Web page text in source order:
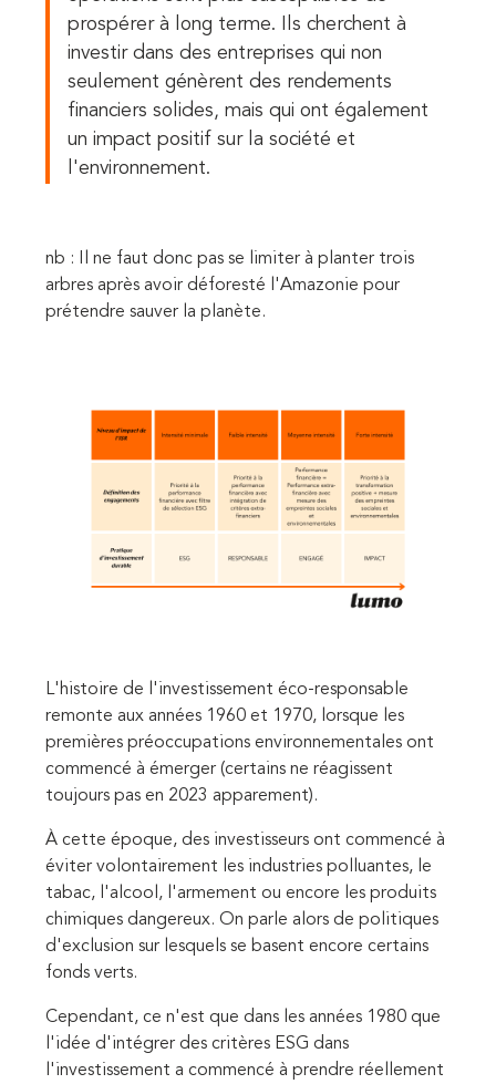
prospérer à long terme. Ils cherchent à
investir dans des entreprises qui non
seulement génèrent des rendements
financiers solides, mais qui ont également
un impact positif sur la société et
l'environnement.
nb : Il ne faut donc pas se limiter à planter trois
arbres après avoir déforesté l'Amazonie pour
prétendre sauver la planète.
L'histoire de l'investissement éco-responsable
remonte aux années 1960 et 1970, lorsque les
premières préoccupations environnementales ont
commencé à émerger (certains ne réagissent
toujours pas en 2023 apparement).
À cette époque, des investisseurs ont commencé à
éviter volontairement les industries polluantes, le
tabac, l'alcool, l'armement ou encore les produits
chimiques dangereux. On parle alors de politiques
d'exclusion sur lesquels se basent encore certains
fonds verts.
Cependant, ce n'est que dans les années 1980 que
l'idée d'intégrer des critères ESG dans
l'investissement a commencé à prendre réellement